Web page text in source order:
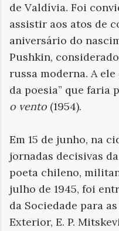
de Valdívia. Foi
assistir aos atos de
aniversário do
Pushkin,
russa moderna. A
da poesia” que faria
o vento (1954).
Em 15 de junho, na
jornadas decisivas
poeta chileno,
julho de 1945, foi
da Sociedade para
Exterior, E. P.